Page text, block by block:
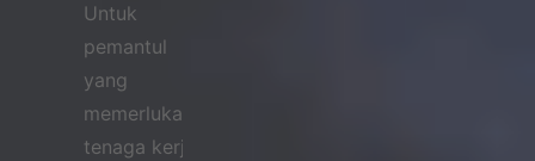
Untuk
pemantul
yang
memerlukan
tenaga kerja